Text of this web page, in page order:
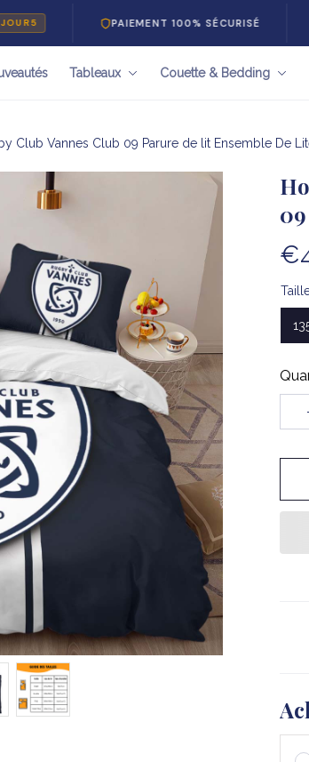
PAIEMENT 100% SÉCURISÉ
Tableaux Couette & Bedding
Club Vannes Club 09 Parure de lit Ensemble De